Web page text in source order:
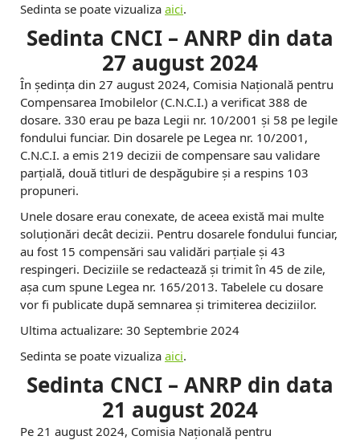
Sedinta se poate vizualiza aici.
Sedinta CNCI – ANRP din data
27 august 2024
În ședința din 27 august 2024, Comisia Națională pentru
Compensarea Imobilelor (C.N.C.I.) a verificat 388 de
dosare. 330 erau pe baza Legii nr. 10/2001 și 58 pe legile
fondului funciar. Din dosarele pe Legea nr. 10/2001,
C.N.C.I. a emis 219 decizii de compensare sau validare
parțială, două titluri de despăgubire și a respins 103
propuneri.
Unele dosare erau conexate, de aceea există mai multe
soluționări decât decizii. Pentru dosarele fondului funciar,
au fost 15 compensări sau validări parțiale și 43
respingeri. Deciziile se redactează și trimit în 45 de zile,
așa cum spune Legea nr. 165/2013. Tabelele cu dosare
vor fi publicate după semnarea și trimiterea deciziilor.
Ultima actualizare: 30 Septembrie 2024
Sedinta se poate vizualiza aici.
Sedinta CNCI – ANRP din data
21 august 2024
Pe 21 august 2024, Comisia Națională pentru